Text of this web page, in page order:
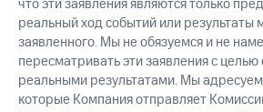
что эти заявления являются только
реальный ход событий или результаты
заявленного. Мы не обязуемся и не
пересматривать эти заявления с целью
реальными результатами. Мы
которые Компания отправляет